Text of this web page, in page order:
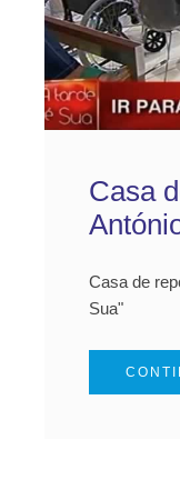
Casa
Casa de
Sua"